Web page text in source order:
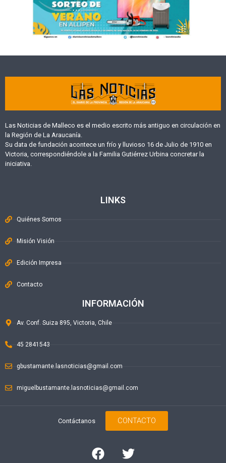
Las Noticias de Malleco es el medio escrito más antiguo en circulación en
la Región de La Araucanía.
Su data de fundación acontece un frío y lluvioso 16 de Julio de 1910 en
Victoria, correspondiéndole a la Familia Gutiérrez Urbina concretar la
iniciativa.
LINKS
Quiénes Somos
Misión Visión
Edición Impresa
Contacto
INFORMACIÓN
Av. Conf. Suiza 895, Victoria, Chile
45 2841543
gbustamante.lasnoticias@gmail.com
miguelbustamante.lasnoticias@gmail.com
Contáctanos CONTACTO